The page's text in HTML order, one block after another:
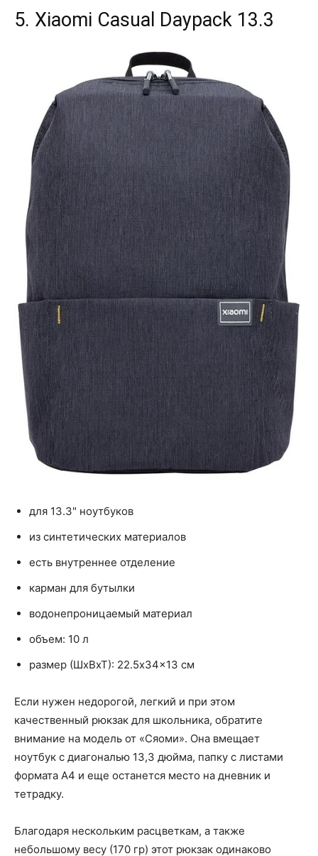
5. Xiaomi Casual Daypack 13.3
для 13.3" ноутбуков
из синтетических материалов
есть внутреннее отделение
карман для бутылки
водонепроницаемый материал
объем: 10 л
размер (ШхВхТ): 22.5x34x13 см
Если нужен недорогой, легкий и при этом
качественный рюкзак для школьника, обратите
внимание на модель от «Сяоми». Она вмещает
ноутбук с диагональю 13,3 дюйма, папку с листами
формата А4 и еще останется место на дневник и
тетрадку.
Благодаря нескольким расцветкам, а также
небольшому весу (170 гр) этот рюкзак одинаково